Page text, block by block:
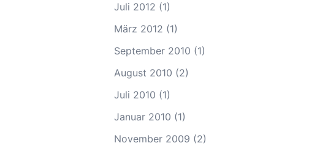
Juli 2012 (1)
März 2012 (1)
September 2010 (1)
August 2010 (2)
Juli 2010 (1)
Januar 2010 (1)
November 2009 (2)